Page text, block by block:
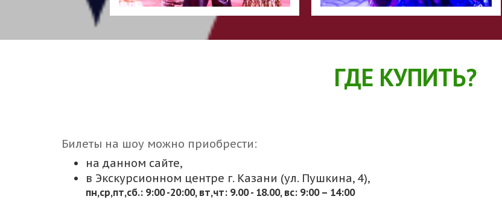
ГДЕ КУПИТЬ?
Билеты на шоу можно приобрести:
на данном сайте,
в Экскурсионном центре г. Казани (ул. Пушкина, 4),
пн,cр,пт,сб.: 9:00 -20:00, вт,чт: 9.00 - 18.00, вс: 9:00 – 14:00